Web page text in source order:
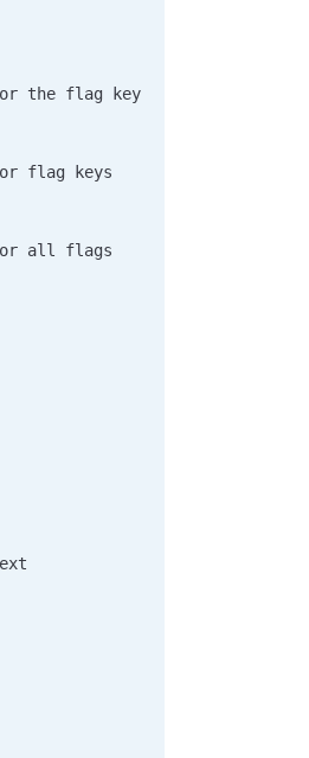
for the flag key
for flag keys
for all flags